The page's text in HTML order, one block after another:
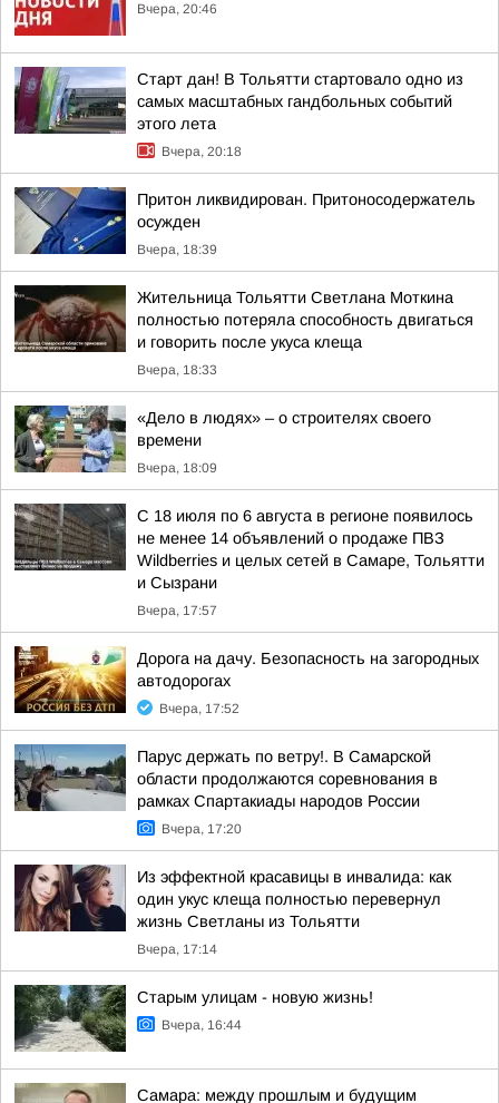
Вчера, 20:46
Старт дан! В Тольятти стартовало одно из
самых масштабных гандбольных событий
этого лета
Вчера, 20:18
Притон ликвидирован. Притоносодержатель
осужден
Вчера, 18:39
Жительница Тольятти Светлана Моткина
полностью потеряла способность двигаться
и говорить после укуса клеща
Вчера, 18:33
«Дело в людях» – о строителях своего
времени
Вчера, 18:09
С 18 июля по 6 августа в регионе появилось
не менее 14 объявлений о продаже ПВЗ
Wildberries и целых сетей в Самаре, Тольятти
и Сызрани
Вчера, 17:57
Дорога на дачу. Безопасность на загородных
автодорогах
Вчера, 17:52
Парус держать по ветру!. В Самарской
области продолжаются соревнования в
рамках Спартакиады народов России
Вчера, 17:20
Из эффектной красавицы в инвалида: как
один укус клеща полностью перевернул
жизнь Светланы из Тольятти
Вчера, 17:14
Старым улицам - новую жизнь!
Вчера, 16:44
Самара: между прошлым и будущим